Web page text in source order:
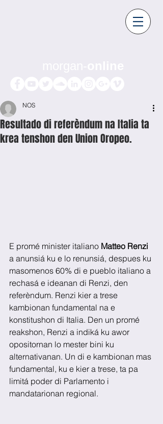
Resultado di referèndum na Italia ta
krea tenshon den Union Oropeo.
NOS
E promé minister italiano Matteo Renzi
a anunsiá ku e lo renunsiá, despues ku
masomenos 60% di e pueblo italiano a
rechasá e ideanan di Renzi, den
referèndum. Renzi kier a trese
kambionan fundamental na e
konstitushon di Italia. Den un promé
reakshon, Renzi a indiká ku awor
opositornan lo mester bini ku
alternativanan. Un di e kambionan mas
fundamental, ku e kier a trese, ta pa
limitá poder di Parlamento i
mandatarionan regional.